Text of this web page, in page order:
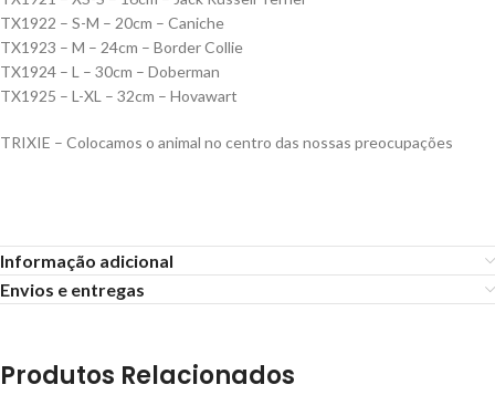
TX1922 – S-M – 20cm – Caniche
TX1923 – M – 24cm – Border Collie
TX1924 – L – 30cm – Doberman
TX1925 – L-XL – 32cm – Hovawart
TRIXIE – Colocamos o animal no centro das nossas preocupações
Informação adicional
Envios e entregas
Produtos Relacionados